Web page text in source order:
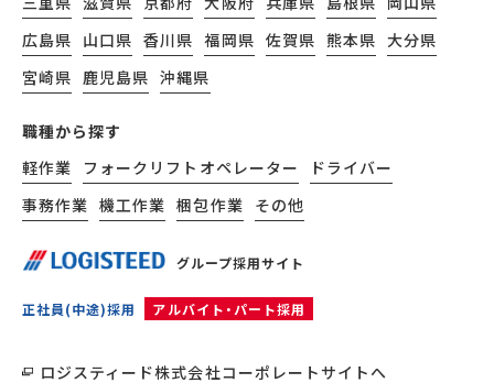
グループ採用サイト
正社員(中途)採用 アルバイト・パート採用
ロジスティード株式会社コーポレートサイトへ
広島県 山口県 香川県 福岡県 佐賀県 熊本県 大分県
宮崎県 鹿児島県 沖縄県
職種から探す
軽作業
フォークリフトオペレーター
ドライバー
事務作業 機工作業 梱包作業 その他